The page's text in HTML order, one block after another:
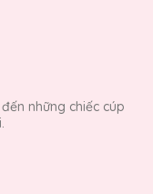
những chiếc cúp